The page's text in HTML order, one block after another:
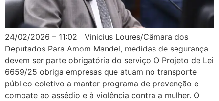
24/02/2026 – 11:02 Vinicius Loures/Câmara dos
Deputados Para Amom Mandel, medidas de segurança
devem ser parte obrigatória do serviço O Projeto de Lei
6659/25 obriga empresas que atuam no transporte
público coletivo a manter programa de prevenção e
combate ao assédio e à violência contra a mulher. O